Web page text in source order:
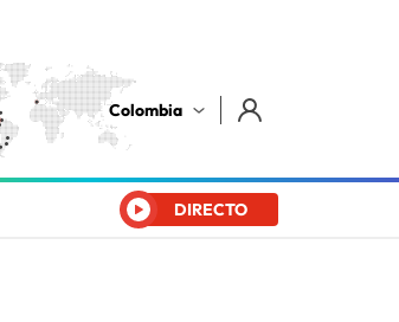
Colombia
DIRECTO